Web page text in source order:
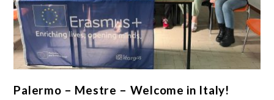
Palermo – Mestre – Welcome in Italy!